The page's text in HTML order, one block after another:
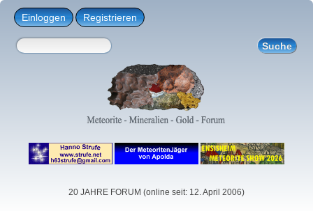
Einloggen Registrieren
20 JAHRE FORUM (online seit: 12. April 2006)